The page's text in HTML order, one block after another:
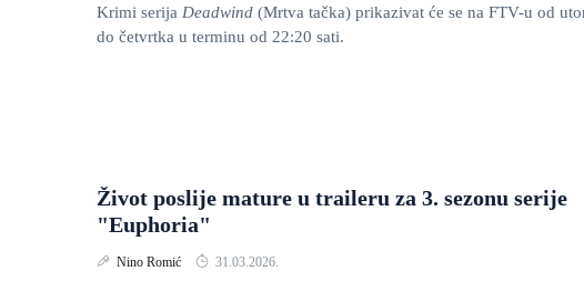
Krimi serija Deadwind (Mrtva tačka) prikazivat će se na FTV-u od
do četvrtka u terminu od 22:20 sati.
Život poslije mature u traileru za 3. sezonu serije
"Euphoria"
Nino Romić 31.03.2026.